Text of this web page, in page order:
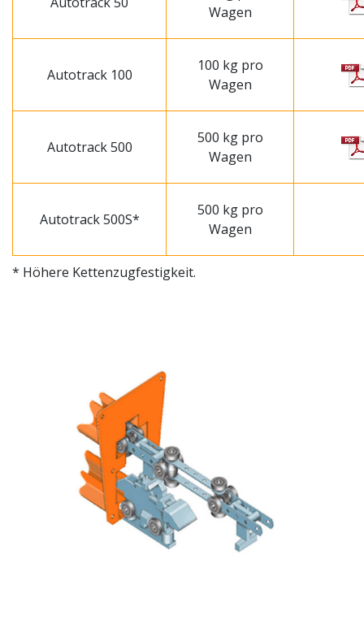
Wagen
Autotrack 100
100 kg pro
Wagen
Autotrack 500
500 kg pro
Wagen
Autotrack 500S*
500 kg pro
Wagen
* Höhere Kettenzugfestigkeit.